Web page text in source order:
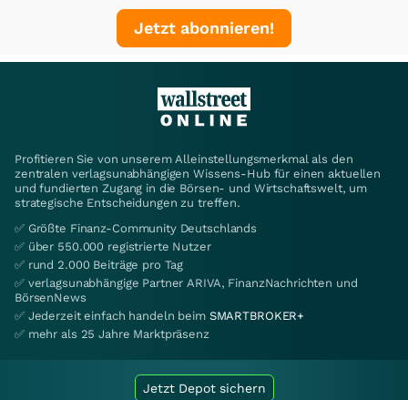
Jetzt abonnieren!
Profitieren Sie von unserem Alleinstellungsmerkmal als den
zentralen verlagsunabhängigen Wissens-Hub für einen aktuellen
und fundierten Zugang in die Börsen- und Wirtschaftswelt, um
strategische Entscheidungen zu treffen.
✅ Größte Finanz-Community Deutschlands
✅ über 550.000 registrierte Nutzer
✅ rund 2.000 Beiträge pro Tag
✅ verlagsunabhängige Partner ARIVA, FinanzNachrichten und
BörsenNews
✅ Jederzeit einfach handeln beim SMARTBROKER+
✅ mehr als 25 Jahre Marktpräsenz
Jetzt Depot sichern